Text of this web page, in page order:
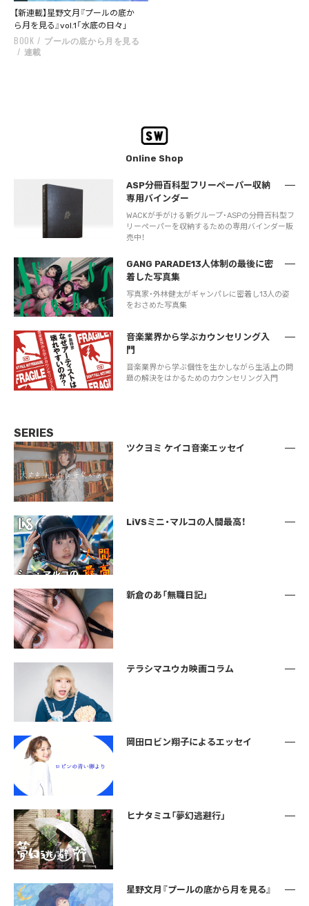
【新連載】星野文月『プールの底か
ら月を見る』vol.1「水底の日々」
BOOK
プールの底から月を見る
連載
Online Shop
ASP分冊百科型フリーペーパー収納
専用バインダー
WACKが手がける新グループ・ASPの分冊百科型フ
リーペーパーを収納するための専用バインダー販
売中！
GANG PARADE13人体制の最後に密
着した写真集
写真家・外林健太がギャンパレに密着し13人の姿
をおさめた写真集
音楽業界から学ぶカウンセリング入
門
音楽業界から学ぶ個性を生かしながら生活上の問
題の解決をはかるためのカウンセリング入門
SERIES
ツクヨミ ケイコ音楽エッセイ
LiVSミニ・マルコの人間最高！
新倉のあ「無職日記」
テラシマユウカ映画コラム
岡田ロビン翔子によるエッセイ
ヒナタミユ「夢幻逃避行」
星野文月『プールの底から月を見る』